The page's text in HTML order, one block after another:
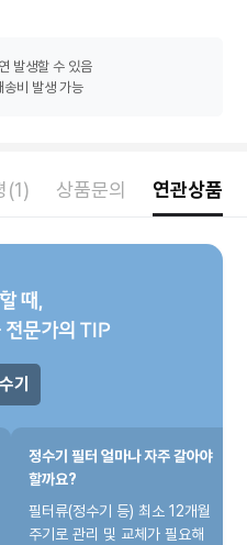
발생할 수 있음
송비 발생 가능
(1) 상품문의 연관상품
때,
전문가의 TIP
기
정수기 필터 얼마나 자주 갈아야
할까요?
필터류(정수기 등) 최소 12개월
주기로 관리 및 교체가 필요해